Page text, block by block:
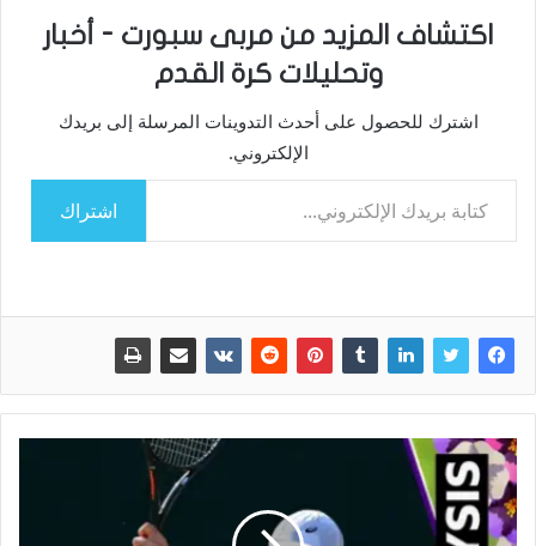
اكتشاف المزيد من مربى سبورت - أخبار
وتحليلات كرة القدم
اشترك للحصول على أحدث التدوينات المرسلة إلى بريدك
الإلكتروني.
كتابة بريدك الإلكتروني...
اشتراك